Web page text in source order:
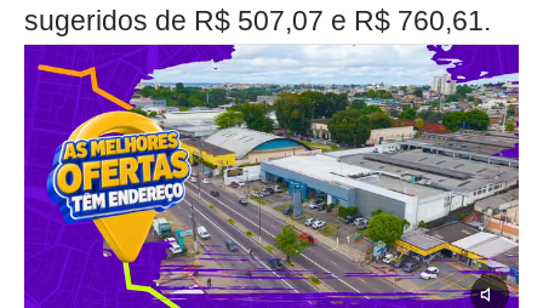
sugeridos de R$ 507,07 e R$ 760,61.